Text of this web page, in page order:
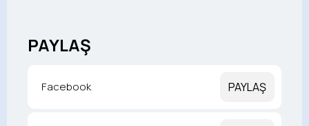
PAYLAŞ
Facebook PAYLAŞ